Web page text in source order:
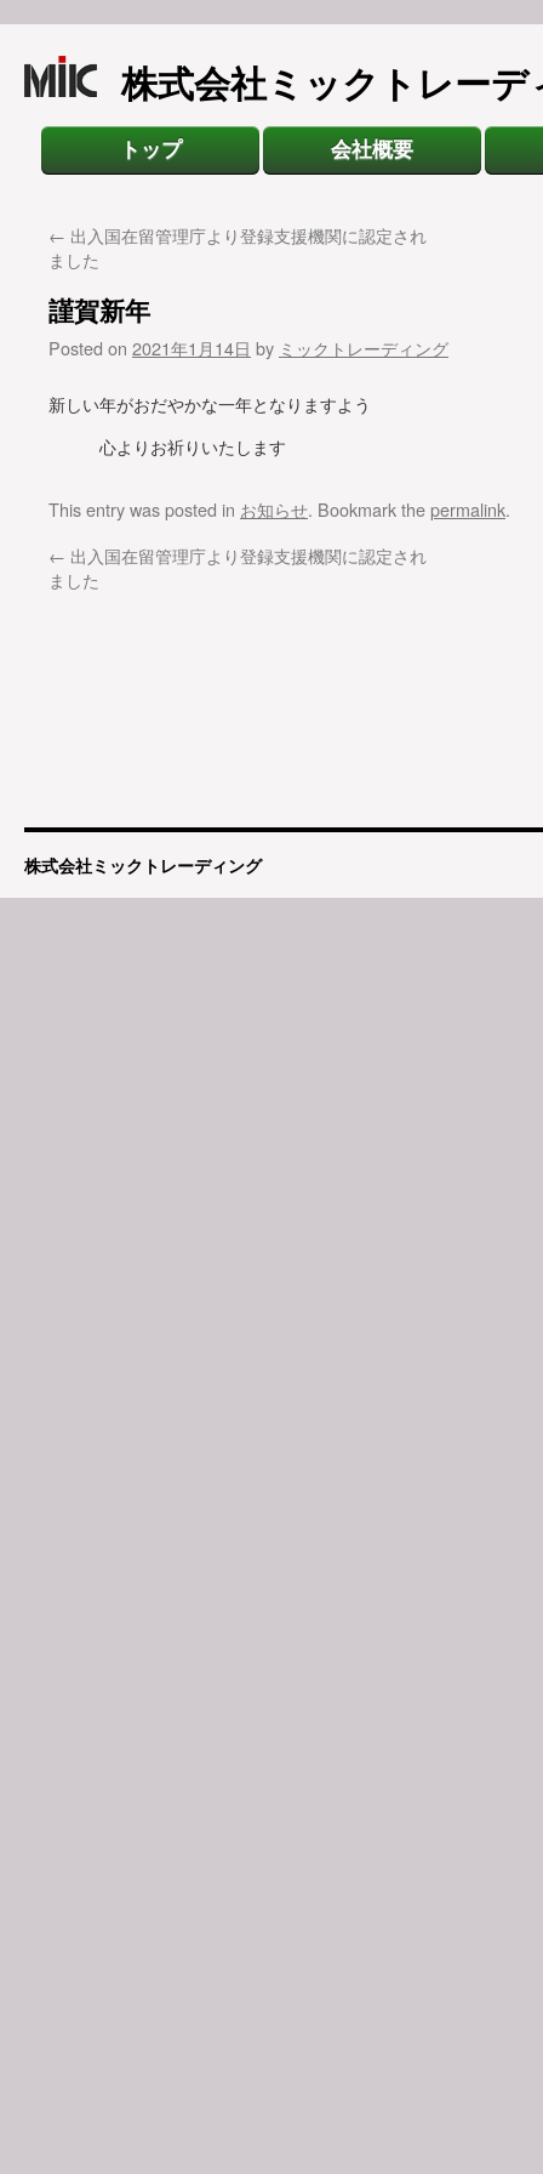
株式会社ミックトレーデ
トップ 会社概要
← 出入国在留管理庁より登録支援機関に認定され
ました
謹賀新年
Posted on 2021年1月14日 by ミックトレーディング
新しい年がおだやかな一年となりますよう
心よりお祈りいたします
This entry was posted in お知らせ. Bookmark thepermalink.
← 出入国在留管理庁より登録支援機関に認定され
ました
株式会社ミックトレーディング